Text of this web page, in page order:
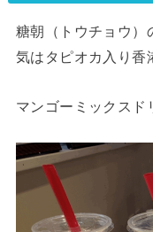
糖朝（トウチョウ）
気はタピオカ入り香
マンゴーミックスド